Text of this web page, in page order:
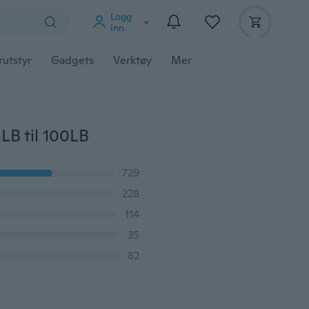
Logg
inn
Gadgets Verktøy Mer
til 100LB
729
228
114
35
82